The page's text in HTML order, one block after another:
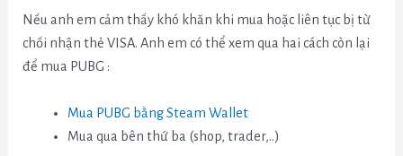
Nếu anh em cảm thấy khó khăn khi mua hoặc liên tục bị từ
chối nhận thẻ VISA. Anh em có thể xem qua hai cách còn lại
để mua PUBG :
Mua PUBG bằng Steam Wallet
Mua qua bên thứ ba (shop, trader,..)